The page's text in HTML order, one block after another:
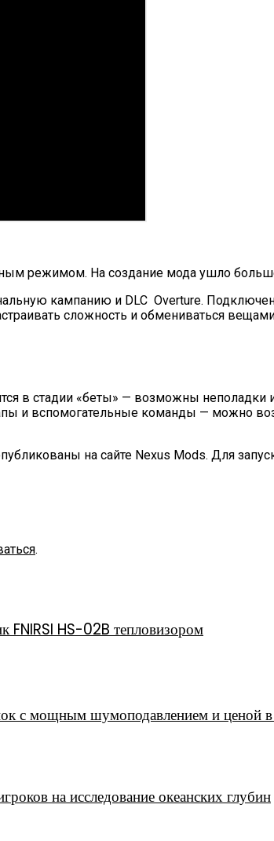
режимом. На создание мода ушло
кампанию и DLC Overture.
сложность и обмениваться
в стадии «беты» — возможны неполадки
и вспомогательные команды — можно
на сайте Nexus Mods. Для
.
FNIRSI HS-02B тепловизором
с мощным шумоподавлением и ценой
на исследование океанских глубин